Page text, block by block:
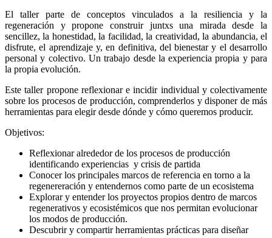
El taller parte de conceptos vinculados a la resiliencia y la
regeneración y propone construir juntxs una mirada desde la
sencillez, la honestidad, la facilidad, la creatividad, la abundancia, el
disfrute, el aprendizaje y, en definitiva, del bienestar y el desarrollo
personal y colectivo. Un trabajo desde la experiencia propia y para
la propia evolución.
Este taller propone reflexionar e incidir individual y colectivamente
sobre los procesos de producción, comprenderlos y disponer de más
herramientas para elegir desde dónde y cómo queremos producir.
Objetivos:
Reflexionar alrededor de los procesos de producción
identificando experiencias y crisis de partida
Conocer los principales marcos de referencia en torno a la
regenereración y entendernos como parte de un ecosistema
Explorar y entender los proyectos propios dentro de marcos
regenerativos y ecosistémicos que nos permitan evolucionar
los modos de producción.
Descubrir y compartir herramientas prácticas para diseñar